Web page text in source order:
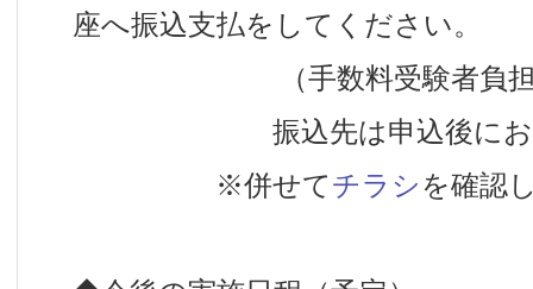
座へ振込支払をしてください。
（手数料受験者負担
振込先は申込後にお知
※併せてチラシを確認